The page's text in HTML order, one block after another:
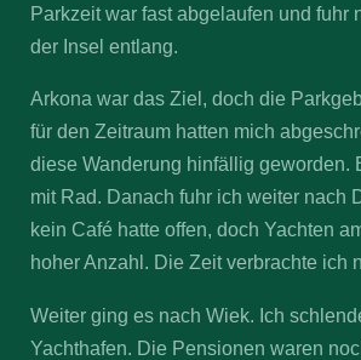
Parkzeit war fast abgelaufen und fuhr
der Insel entlang.
Arkona war das Ziel, doch die
für den Zeitraum hatten mich
diese Wanderung hinfällig geworden.
mit Rad. Danach fuhr ich weiter nach
kein Café hatte offen, doch Yachten
hoher Anzahl. Die Zeit verbrachte ich
Weiter ging es nach Wiek. Ich
Yachthafen. Die Pensionen waren